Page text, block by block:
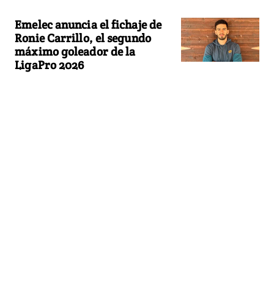
Emelec anuncia el fichaje de
Ronie Carrillo, el segundo
máximo goleador de la
LigaPro 2026